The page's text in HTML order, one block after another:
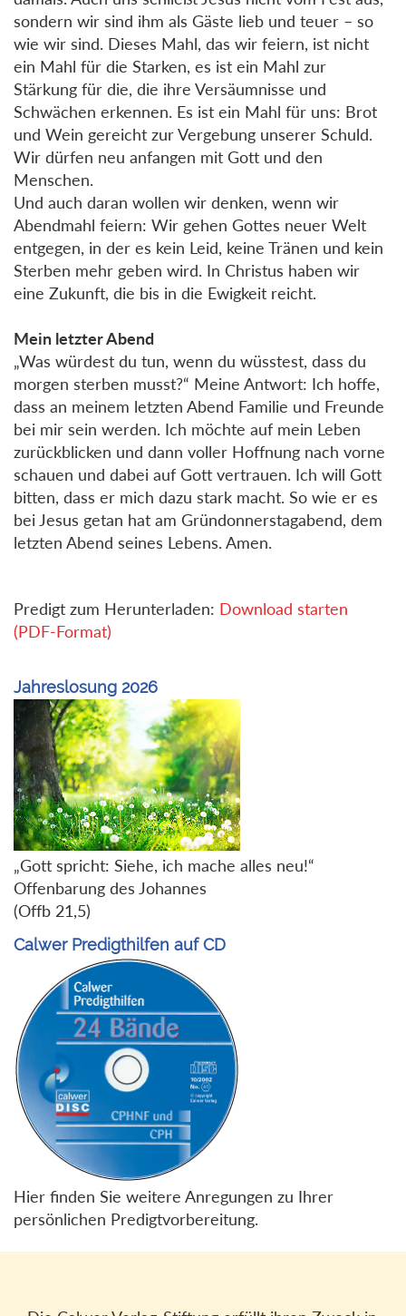
sondern wir sind ihm als Gäste lieb und teuer – so
wie wir sind. Dieses Mahl, das wir feiern, ist nicht
ein Mahl für die Starken, es ist ein Mahl zur
Stärkung für die, die ihre Versäumnisse und
Schwächen erkennen. Es ist ein Mahl für uns: Brot
und Wein gereicht zur Vergebung unserer Schuld.
Wir dürfen neu anfangen mit Gott und den
Menschen.
Und auch daran wollen wir denken, wenn wir
Abendmahl feiern: Wir gehen Gottes neuer Welt
entgegen, in der es kein Leid, keine Tränen und kein
Sterben mehr geben wird. In Christus haben wir
eine Zukunft, die bis in die Ewigkeit reicht.
Mein letzter Abend
„Was würdest du tun, wenn du wüsstest, dass du
morgen sterben musst?“ Meine Antwort: Ich hoffe,
dass an meinem letzten Abend Familie und Freunde
bei mir sein werden. Ich möchte auf mein Leben
zurückblicken und dann voller Hoffnung nach vorne
schauen und dabei auf Gott vertrauen. Ich will Gott
bitten, dass er mich dazu stark macht. So wie er es
bei Jesus getan hat am Gründonnerstagabend, dem
letzten Abend seines Lebens. Amen.
Predigt zum Herunterladen: Download starten
(PDF-Format)
Jahreslosung 2026
„Gott spricht: Siehe, ich mache alles neu!“
Offenbarung des Johannes
(Offb 21,5)
Calwer Predigthilfen auf CD
Hier finden Sie weitere Anregungen zu Ihrer
persönlichen Predigtvorbereitung.